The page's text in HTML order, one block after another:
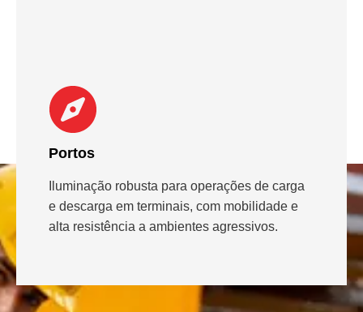
Portos
Iluminação robusta para operações de carga
e descarga em terminais, com mobilidade e
alta resistência a ambientes agressivos.